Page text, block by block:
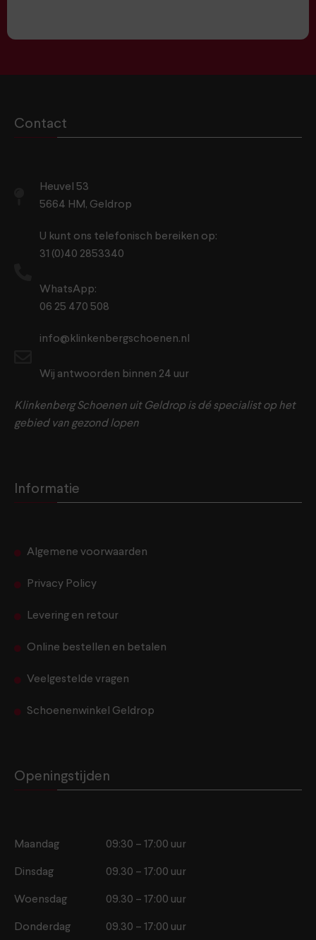
Contact
Heuvel 53
5664 HM, Geldrop
U kunt ons telefonisch bereiken op:
31 (0)40 2853340
WhatsApp:
06 25 470 508
info@klinkenbergschoenen.nl
Wij antwoorden binnen 24 uur
Klinkenberg Schoenen uit Geldrop is dé specialist op het
gebied van gezond lopen
Informatie
Algemene voorwaarden
Privacy Policy
Levering en retour
Online bestellen en betalen
Veelgestelde vragen
Schoenenwinkel Geldrop
Openingstijden
Maandag 09:30 – 17:00 uur
Dinsdag 09.30 – 17:00 uur
Woensdag 09.30 – 17:00 uur
Donderdag 09.30 – 17:00 uur